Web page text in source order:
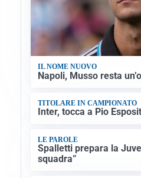
IL NOME NUOVO
Napoli, Musso resta
TITOLARE IN CAMPIONATO
Inter, tocca a Pio
LE PAROLE
Spalletti prepara la
squadra”